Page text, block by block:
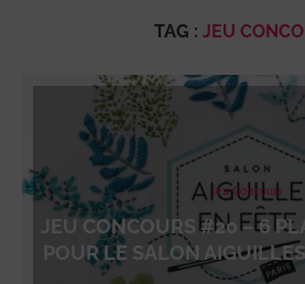
TAG : JEU
Jeu Concours
JEU CONCOURS #20 – 6
POUR LE SALON